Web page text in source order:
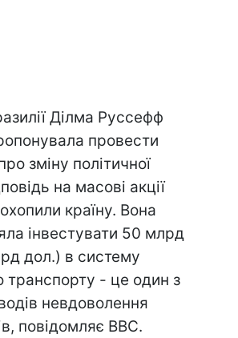
Ділма Руссефф
провести
зміну політичної
на масові акції
країну. Вона
інвестувати 50 млрд
дол.) в систему
транспорту - це один з
невдоволення
повідомляє BBC.